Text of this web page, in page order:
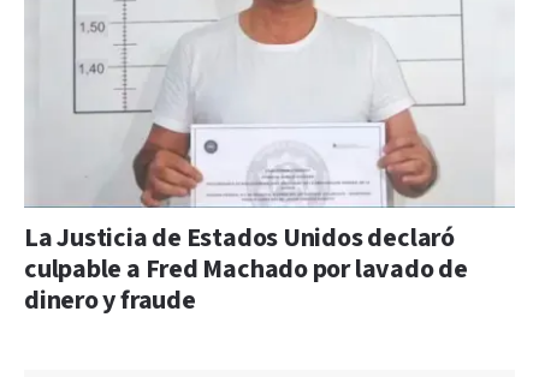
La Justicia de Estados Unidos declaró
culpable a Fred Machado por lavado de
dinero y fraude